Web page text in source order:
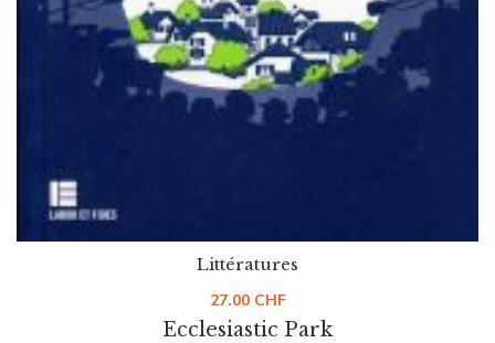
Ecclesiastic Park
Littératures
27.00 CHF